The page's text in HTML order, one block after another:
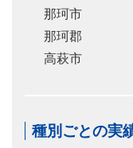
那珂市
那珂郡
高萩市
種別ごとの実